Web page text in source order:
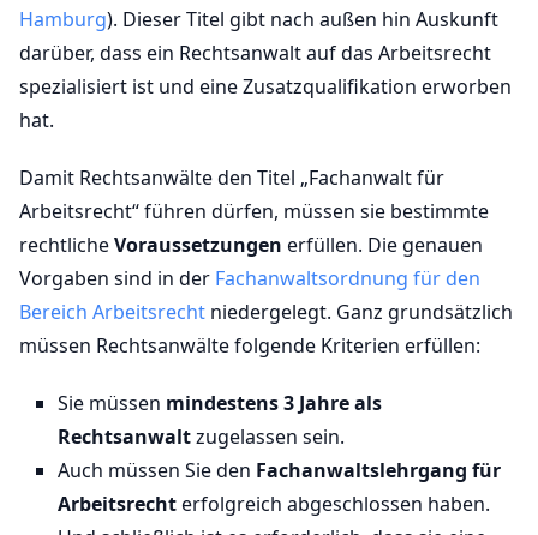
Hamburg). Dieser Titel gibt nach außen hin Auskunft
darüber, dass ein Rechtsanwalt auf das Arbeitsrecht
spezialisiert ist und eine Zusatzqualifikation erworben
hat.
Damit Rechtsanwälte den Titel „Fachanwalt für
Arbeitsrecht“ führen dürfen, müssen sie bestimmte
rechtlicheVoraussetzungen erfüllen. Die genauen
Vorgaben sind in der Fachanwaltsordnung für den
Bereich Arbeitsrecht niedergelegt. Ganz grundsätzlich
müssen Rechtsanwälte folgende Kriterien erfüllen:
Sie müssen mindestens 3 Jahre als
Rechtsanwaltzugelassen sein.
Auch müssen Sie den Fachanwaltslehrgang für
Arbeitsrechterfolgreich abgeschlossen haben.